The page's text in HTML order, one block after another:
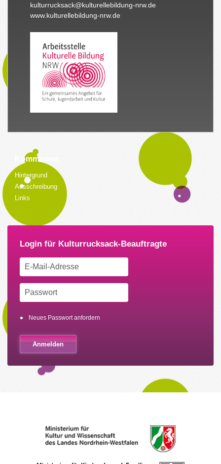
kulturrucksack@kulturellebildung-nrw.de
www.kulturellebildung-nrw.de
Kommunen
Hintergrund
Ausschreibung
Links
Neues Passwort anfordern